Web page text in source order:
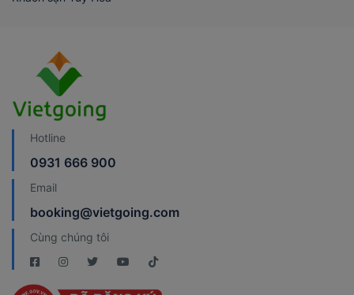
Hotline
0931 666 900
Email
booking@vietgoing.com
Cùng chúng tôi